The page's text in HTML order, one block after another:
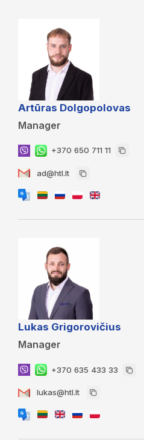
Artūras Dolgopolovas
Manager
+370 650 711 11
ad@htl.lt
Lukas Grigorovičius
Manager
+370 635 433 33
lukas@htl.lt